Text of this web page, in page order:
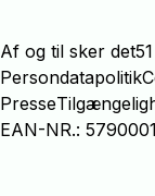
Af og til sker det
Persondatapolitik
Presse
EAN-NR.: